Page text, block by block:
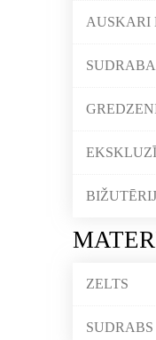
AUSKARI
ZELTS
SUDRABS